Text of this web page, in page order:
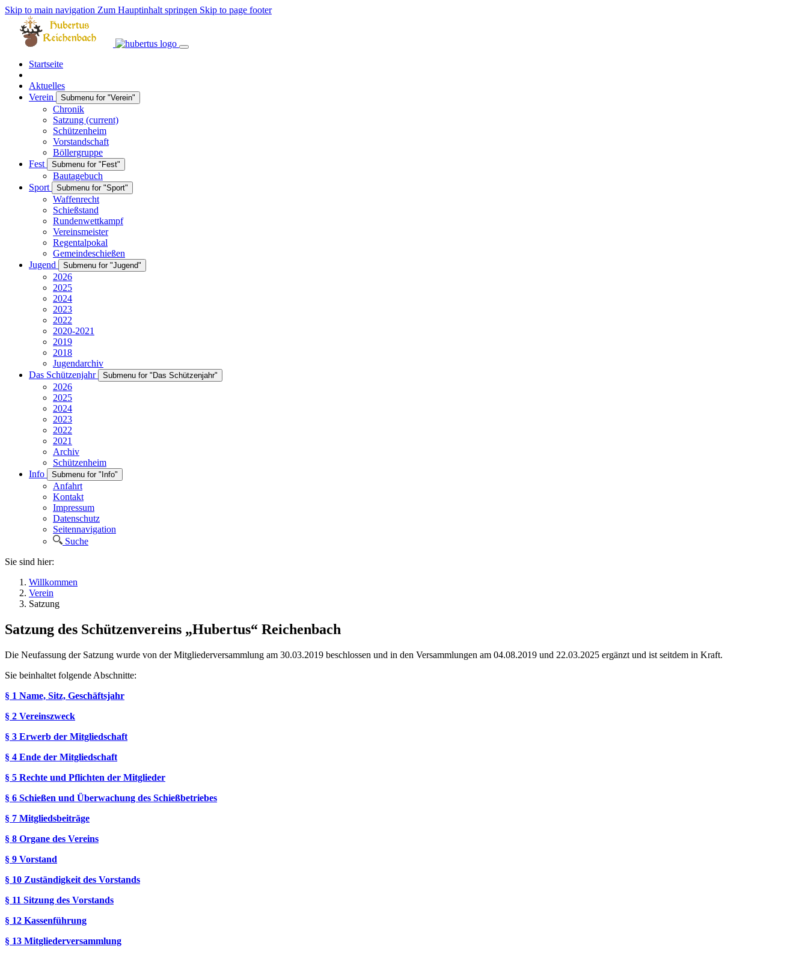
Skip to main navigation Zum Hauptinhalt springen Skip to page footer
Startseite
Aktuelles
Verein
Submenu for "Verein"
Chronik
Satzung (current)
Schützenheim
Vorstandschaft
Böllergruppe
Fest
Submenu for "Fest"
Bautagebuch
Sport
Submenu for "Sport"
Waffenrecht
Schießstand
Rundenwettkampf
Vereinsmeister
Regentalpokal
Gemeindeschießen
Jugend
Submenu for "Jugend"
2026
2025
2024
2023
2022
2020-2021
2019
2018
Jugendarchiv
Das Schützenjahr
Submenu for "Das Schützenjahr"
2026
2025
2024
2023
2022
2021
Archiv
Schützenheim
Info
Submenu for "Info"
Anfahrt
Kontakt
Impressum
Datenschutz
Seitennavigation
Suche
Sie sind hier:
Willkommen
Verein
Satzung
Satzung des Schützenvereins „Hubertus“ Reichenbach
Die Neufassung der Satzung wurde von der Mitgliederversammlung am 30.03.2019 beschlossen und in den Versammlungen am 04.08.2019 und 22.03.2025 ergänzt und ist seitdem in Kraft.
Sie beinhaltet folgende Abschnitte:
§ 1 Name, Sitz, Geschäftsjahr
§ 2 Vereinszweck
§ 3 Erwerb der Mitgliedschaft
§ 4 Ende der Mitgliedschaft
§ 5 Rechte und Pflichten der Mitglieder
§ 6 Schießen und Überwachung des Schießbetriebes
§ 7 Mitgliedsbeiträge
§ 8 Organe des Vereins
§ 9 Vorstand
§ 10 Zuständigkeit des Vorstands
§ 11 Sitzung des Vorstands
§ 12 Kassenführung
§ 13 Mitgliederversammlung